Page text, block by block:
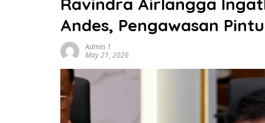
Andes, Pengawasan
Admin 1
May 21, 2026